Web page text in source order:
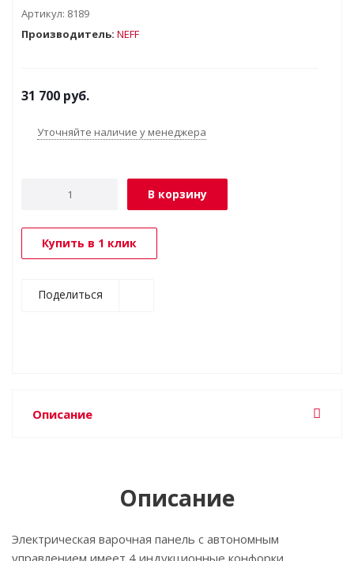
Артикул: 8189
Производитель: NEFF
31 700 руб.
Уточняйте наличие у менеджера
В корзину
Купить в 1 клик
Поделиться
Описание
Описание
Электрическая варочная панель с автономным
управлением имеет 4 индукционные конфорки,